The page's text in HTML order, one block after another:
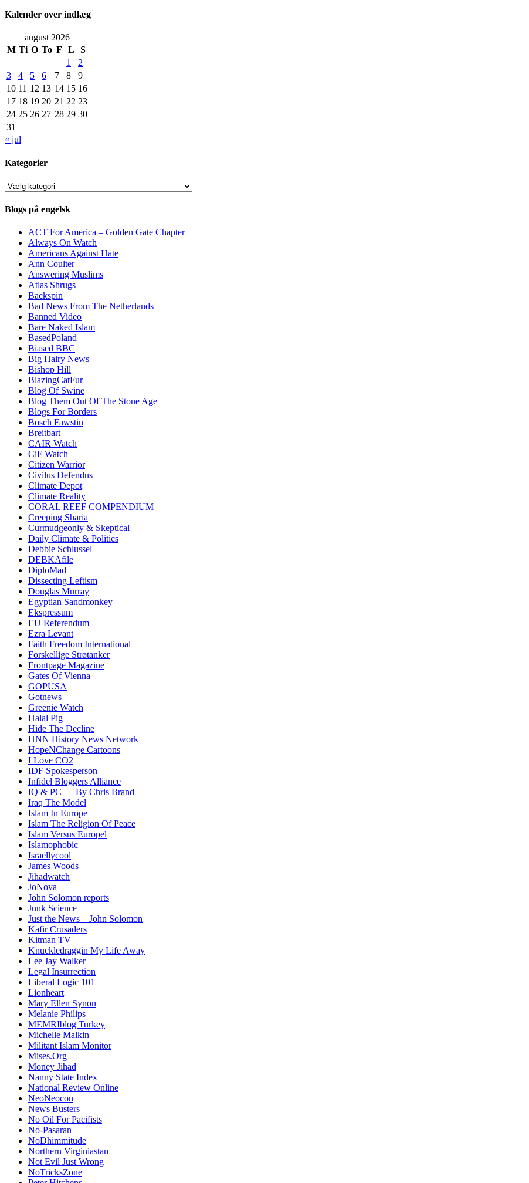
Kalender over indlæg
august 2026
M Ti O To F L
S
1
2
3
4 5 6 7 8
9
10 11 12 13 14 15 16
17 18 19 20 21 22 23
24 25 26 27 28 29 30
31
« jul
Kategorier
Kategorier
Blogs på engelsk
ACT For America – Golden Gate Chapter
Always On Watch
Americans Against Hate
Ann Coulter
Answering Muslims
Atlas Shrugs
Backspin
Bad News From The Netherlands
Banned Video
Bare Naked Islam
BasedPoland
Biased BBC
Big Hairy News
Bishop Hill
BlazingCatFur
Blog Of Swine
Blog Them Out Of The Stone Age
Blogs For Borders
Bosch Fawstin
Breitbart
CAIR Watch
CiF Watch
Citizen Warrior
Civilus Defendus
Climate Depot
Climate Reality
CORAL REEF COMPENDIUM
Creeping Sharia
Curmudgeonly & Skeptical
Daily Climate & Politics
Debbie Schlussel
DEBKAfile
DiploMad
Dissecting Leftism
Douglas Murray
Egyptian Sandmonkey
Ekspressum
EU Referendum
Ezra Levant
Faith Freedom International
Forskellige Strøtanker
Frontpage Magazine
Gates Of Vienna
GOPUSA
Gotnews
Greenie Watch
Halal Pig
Hide The Decline
HNN History News Network
HopeNChange Cartoons
I Love CO2
IDF Spokesperson
Infidel Bloggers Alliance
IQ & PC — By Chris Brand
Iraq The Model
Islam In Europe
Islam The Religion Of Peace
Islam Versus Europel
Islamophobic
Israellycool
James Woods
Jihadwatch
JoNova
John Solomon reports
Junk Science
Just the News – John Solomon
Kafir Crusaders
Kitman TV
Knuckledraggin My Life Away
Lee Jay Walker
Legal Insurrection
Liberal Logic 101
Lionheart
Mary Ellen Synon
Melanie Philips
MEMRIblog Turkey
Michelle Malkin
Militant Islam Monitor
Mises.Org
Money Jihad
Nanny State Index
National Review Online
NeoNeocon
News Busters
No Oil For Pacifists
No-Pasaran
NoDhimmitude
Northern Virginiastan
Not Evil Just Wrong
NoTricksZone